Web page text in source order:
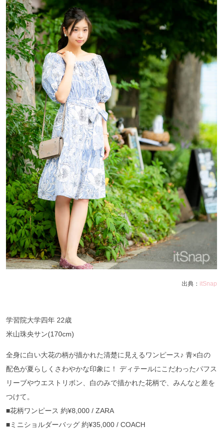
出典： itSnap
学習院大学四年 22歳
米山珠央サン(170cm)
全身に白い大花の柄が描かれた清楚に見えるワンピース♪ 青×白の
配色が夏らしくさわやかな印象に！ ディテールにこだわったパフス
リーブやウエストリボン、白のみで描かれた花柄で、みんなと差を
つけて。
■花柄ワンピース 約¥8,000 / ZARA
■ミニショルダーバッグ 約¥35,000 / COACH